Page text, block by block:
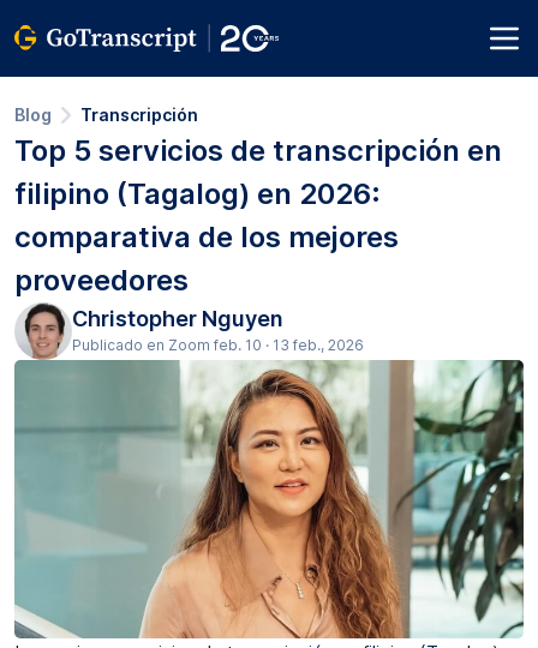
Blog Transcripción
Top 5 servicios de transcripción en
filipino (Tagalog) en 2026:
comparativa de los mejores
proveedores
Christopher Nguyen
Publicado en Zoom feb. 10 · 13 feb., 2026